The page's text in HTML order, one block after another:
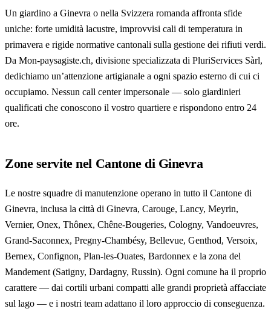
Un giardino a Ginevra o nella Svizzera romanda affronta sfide
uniche: forte umidità lacustre, improvvisi cali di temperatura in
primavera e rigide normative cantonali sulla gestione dei rifiuti verdi.
Da Mon-paysagiste.ch, divisione specializzata di PluriServices Sàrl,
dedichiamo un’attenzione artigianale a ogni spazio esterno di cui ci
occupiamo. Nessun call center impersonale — solo giardinieri
qualificati che conoscono il vostro quartiere e rispondono entro 24
ore.
Zone servite nel Cantone di Ginevra
Le nostre squadre di manutenzione operano in tutto il Cantone di
Ginevra, inclusa la città di Ginevra, Carouge, Lancy, Meyrin,
Vernier, Onex, Thônex, Chêne-Bougeries, Cologny, Vandoeuvres,
Grand-Saconnex, Pregny-Chambésy, Bellevue, Genthod, Versoix,
Bernex, Confignon, Plan-les-Ouates, Bardonnex e la zona del
Mandement (Satigny, Dardagny, Russin). Ogni comune ha il proprio
carattere — dai cortili urbani compatti alle grandi proprietà affacciate
sul lago — e i nostri team adattano il loro approccio di conseguenza.